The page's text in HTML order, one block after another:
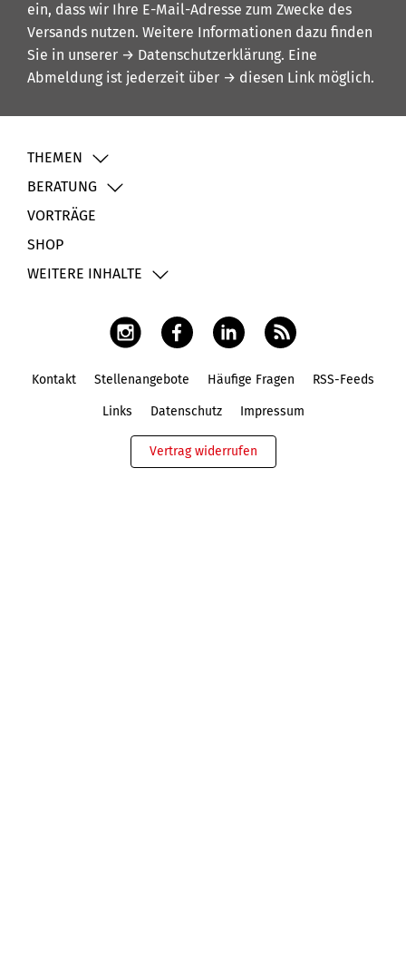
ein, dass wir Ihre E-Mail-Adresse zum Zwecke des
Versands nutzen. Weitere Informationen dazu finden
Sie in unserer → Datenschutzerklärung. Eine
Abmeldung ist jederzeit über → diesen Link möglich.
THEMEN
BERATUNG
VORTRÄGE
SHOP
WEITERE INHALTE
Kontakt Stellenangebote Häufige Fragen RSS-Feeds
Links Datenschutz Impressum
Vertrag widerrufen